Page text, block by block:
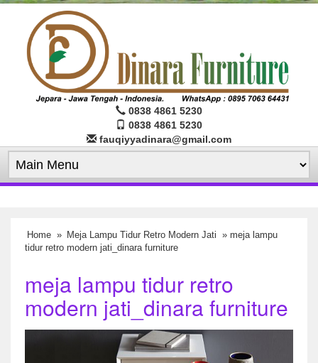
0838 4861 5230
0838 4861 5230
fauqiyyadinara@gmail.com
Home » Meja Lampu Tidur Retro Modern Jati » meja lampu
tidur retro modern jati_dinara furniture
meja lampu tidur retro
modern jati_dinara furniture